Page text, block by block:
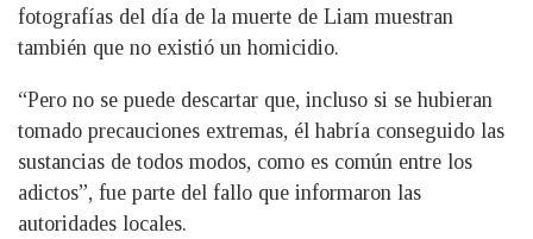
fotografías del día de la muerte de Liam muestran
también que no existió un homicidio.
“Pero no se puede descartar que, incluso si se hubieran
tomado precauciones extremas, él habría conseguido las
sustancias de todos modos, como es común entre los
adictos”, fue parte del fallo que informaron las
autoridades locales.